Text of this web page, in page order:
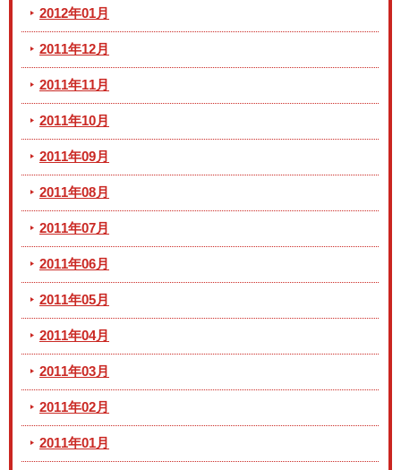
2012年01月
2011年12月
2011年11月
2011年10月
2011年09月
2011年08月
2011年07月
2011年06月
2011年05月
2011年04月
2011年03月
2011年02月
2011年01月